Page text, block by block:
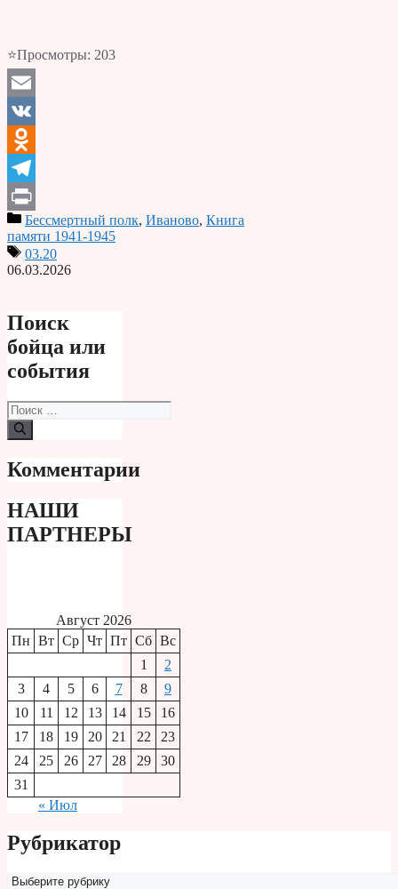
⭐Просмотры: 203
Email
VK
Odnoklassniki
Telegram
PrintБессмертный полк, Иваново, Книга
памяти 1941-1945
03.20
06.03.2026
Поиск
бойца или
события
Поиск:
Комментарии
НАШИ
ПАРТНЕРЫ
Август 2026
Пн Вт Ср Чт Пт Сб Вс
1
2
3
4 5 6 7 8
9
10
11 12 13 14 15
16
17
18 19 20 21 22
23
24
25 26 27 28 29
30
31
« Июл
Рубрикатор
Рубрикатор